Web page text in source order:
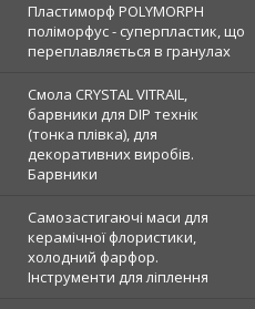
Пластиморф POLYMORPH
поліморфус - суперпластик, що
переплавляється в гранулах
Смола CRYSTAL VITRAIL,
барвники для DIP технік
(тонка плівка), для
декоративних виробів.
Барвники
Самозастигаючі маси для
керамічної флористики,
холодний фарфор.
Інструменти для ліплення